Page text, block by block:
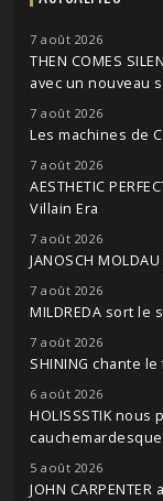
7 août 2026
THEN COMES
avec un nouveau
7 août 2026
Les machines de
7 août 2026
AESTHETIC
Villain Era
7 août 2026
JANOSCH
7 août 2026
MILDREDA sort le
7 août 2026
SHINING chante
6 août 2026
HOLISSSTIK
cauchemardesque
5 août 2026
JOHN